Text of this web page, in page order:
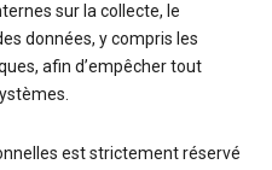
sur la collecte, le
données, y compris les
afin d’empêcher tout
est strictement réservé